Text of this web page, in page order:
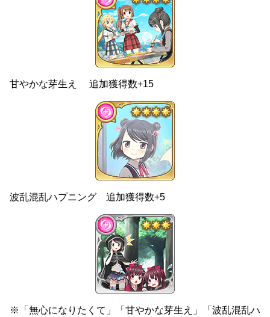
甘やかな芽生え 追加獲得数+15
波乱混乱ハプニング 追加獲得数+5
※「無心になりたくて」「甘やかな芽生え」「波乱混乱ハ